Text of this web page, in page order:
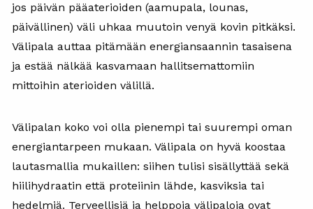
jos päivän pääaterioiden (aamupala, lounas,
päivällinen) väli uhkaa muutoin venyä kovin pitkäksi.
Välipala auttaa pitämään energiansaannin tasaisena
ja estää nälkää kasvamaan hallitsemattomiin
mittoihin aterioiden välillä.
Välipalan koko voi olla pienempi tai suurempi oman
energiantarpeen mukaan. Välipala on hyvä koostaa
lautasmallia mukaillen: siihen tulisi sisällyttää sekä
hiilihydraatin että proteiinin lähde, kasviksia tai
hedelmiä. Terveellisiä ja helppoja välipaloja ovat